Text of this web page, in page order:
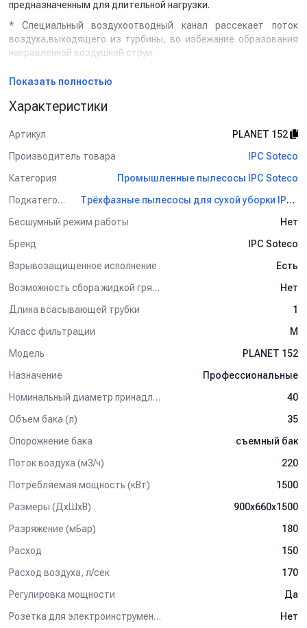
предназначенным для длительной нагрузки.
* Специальный воздухоотводный канал рассекает поток
воздуха,выходящего из турбины, во избежание образования
направленной воздушной струи.
высокий ресурс работы аппарата.
* Наличие удобного в использовании фильтра-корзины с
обеспечивает легкий доступ к фильтру для его осмотра или
многоразового полиэстрового фильтра. Очистка
(встряхивание) фильтра осуществляется с помощью ручного
* Мусоросборный бак и корпус выполнены из нержавеющей
стали,со съемной верхней частью.
* Снабженными тормозом для удобства при работе.
* Съемный металлический мусоросборник.
* Пластиковые противоударные колеса, устойчивые к высоким
* Ударопрочная платформа оберегает от повреждений как сам
аппарат, так и стены, предметы оборудования и обстановки.
* Тележка с колёсами и удобной ручкой обеспечивает
всасывающего шланга и насадок, которые приобретаются
отдельно, в зависимости от характера предстоящих работ. С
диаметром 36 мм -40 мм, на выбор.
Показать полностью
Характеристики
Артикул
PLANET 152
Производитель товара
IPC Soteco
Категория
Промышленные пылесосы IPC Soteco
Подкатегория
Трёхфазные пылесосы для сухой уборки IPC Soteco
Бесшумный режим работы
Нет
Бренд
IPC Soteco
Взрывозащищенное исполнение
Есть
Возможность сбора жидкой грязи
Нет
Длина всасывающей трубки
1
Класс фильтрации
M
Модель
PLANET 152
Назначение
Профессиональные
Номинальный диаметр принадлежностей, мм
40
Объем бака (л)
35
Опорожнение бака
съемный бак
Поток воздуха (м3/ч)
220
Потребляемая мощность (кВт)
1500
Размеры (ДхШхВ)
900x660x1500
Разряжение (мБар)
180
Расход
150
Расход воздуха, л/сек
170
Регулировка мощности
Да
Розетка для электроинструмента
Нет